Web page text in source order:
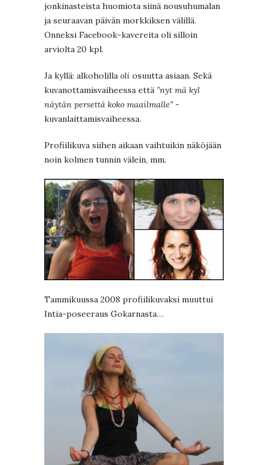
jonkinasteista huomiota siinä nousuhumalan
ja seuraavan päivän morkkiksen välillä.
Onneksi Facebook-kavereita oli silloin
arviolta 20 kpl.
Ja kyllä: alkoholilla oli osuutta asiaan. Sekä
kuvanottamisvaiheessa että ”nyt mä kyl
näytän persettä koko maailmalle” -
kuvanlaittamisvaiheessa.
Profiilikuva siihen aikaan vaihtuikin näköjään
noin kolmen tunnin välein, mm.
Tammikuussa 2008 profiilikuvaksi muuttui
Intia-poseeraus Gokarnasta…